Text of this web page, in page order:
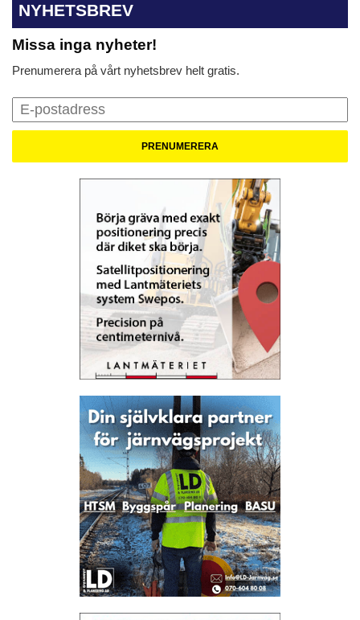
NYHETSBREV
Missa inga nyheter!
Prenumerera på vårt nyhetsbrev helt gratis.